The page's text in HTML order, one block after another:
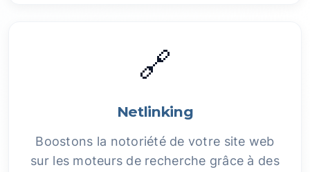
🔗
Netlinking
Boostons la notoriété de votre site web
sur les moteurs de recherche grâce à des